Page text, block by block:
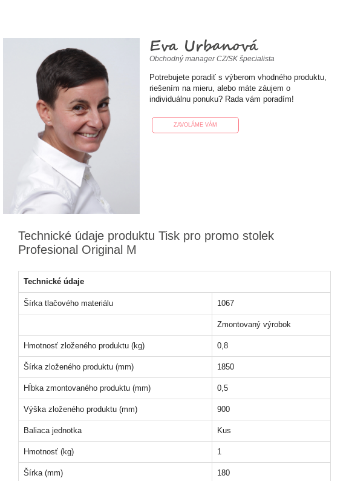
Eva Urbanová
Obchodný manager CZ/SK špecialista
Potrebujete poradiť s výberom vhodného produktu,
riešením na mieru, alebo máte záujem o
individuálnu ponuku? Rada vám poradím!
ZAVOLÁME VÁM
Technické údaje produktu Tisk pro promo stolek
Profesional Original M
Technické údaje
Šírka tlačového materiálu 1067
Zmontovaný výrobok
Hmotnosť zloženého produktu (kg) 0,8
Šírka zloženého produktu (mm) 1850
Hĺbka zmontovaného produktu (mm) 0,5
Výška zloženého produktu (mm) 900
Baliaca jednotka Kus
Hmotnosť (kg) 1
Šírka (mm) 180